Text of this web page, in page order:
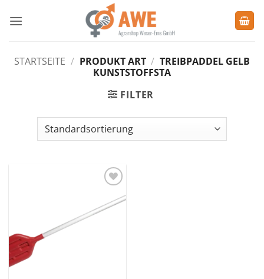
Inhalt
STARTSEITE / PRODUKT ART / TREIBPADDEL GELB
KUNSTSTOFFSTA
FILTER
Favoriten
hinzufügen